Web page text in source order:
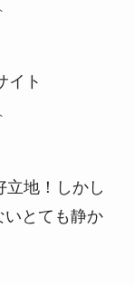
立地！しかし
いとても静か